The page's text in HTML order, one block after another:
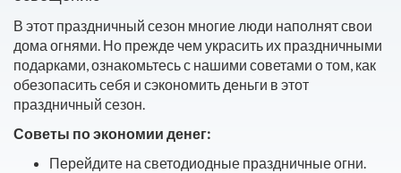
В этот праздничный сезон многие люди наполнят свои
дома огнями. Но прежде чем украсить их праздничными
подарками, ознакомьтесь с нашими советами о том, как
обезопасить себя и сэкономить деньги в этот
праздничный сезон.
Советы по экономии денег:
Перейдите на светодиодные праздничные огни.